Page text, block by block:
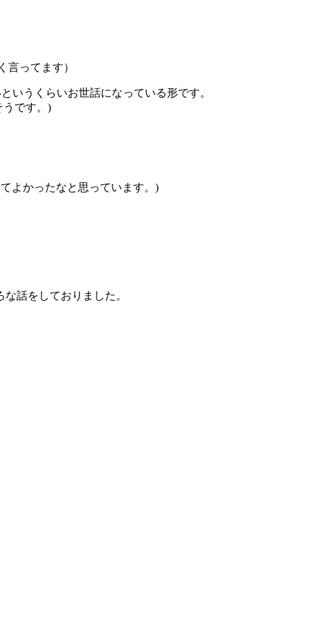
言ってます）
いうくらいお世話になっている形です。
うです。)
よかったなと思っています。)
話をしておりました。